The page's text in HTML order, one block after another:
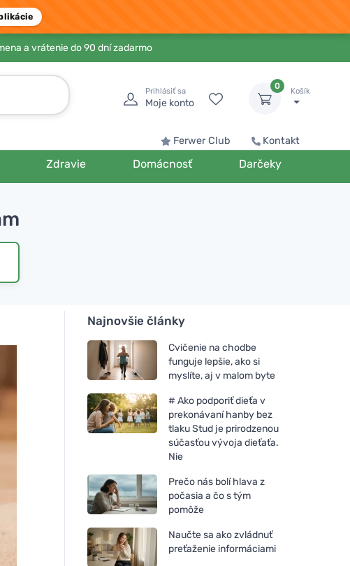
a vrátenie do 90 dní zadarmo
Prihlásiť sa
Moje konto
0
Košík
Ferwer Club Kontakt
Zdravie Domácnosť Darčeky
Najnovšie články
Cvičenie na chodbe
funguje lepšie, ako si
myslíte, aj v malom byte
# Ako podporiť dieťa v
prekonávaní hanby bez
tlaku Stud je prirodzenou
súčasťou vývoja dieťaťa.
Nie
Prečo nás bolí hlava z
počasia a čo s tým
pomôže
Naučte sa ako zvládnuť
preťaženie informáciami